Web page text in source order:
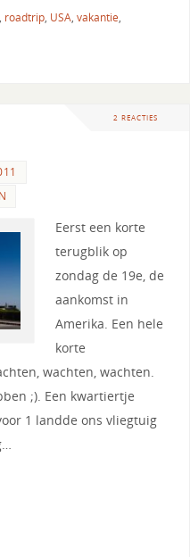
roadtrip, USA, vakantie,
2 REACTIES
Eerst een korte
terugblik op
zondag de 19e, de
aankomst in
Amerika. Een hele
korte
wachten, wachten.
;). Een kwartiertje
1 landde ons vliegtuig